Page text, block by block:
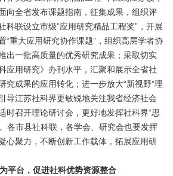
向全省发布课题指南，征集成果，组织评
科联设立市级“应用研究精品工程奖”，开展
“重大应用研究协作课题”，组织高层学者协
出一批高质量的优秀研究成果；采取切实
应用研究》办刊水平，汇聚和展示全省社
究成果的应用转化；进一步放大“新视野”理
导江苏社科界更敏锐地关注我省经济社会
时召开理论研讨会，更好地发挥社科界“思
各市县社科联，各学会、研究会也要发挥
心聚力，不断创新工作载体，拓展应用研
平台，促进社科优势资源整合